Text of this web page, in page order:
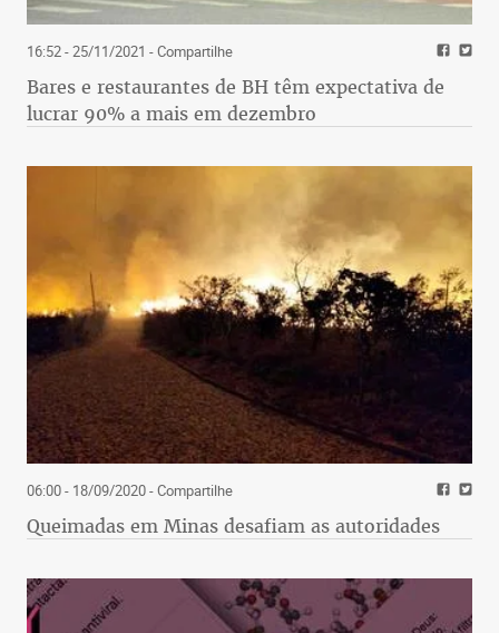
16:52 - 25/11/2021 - Compartilhe
Bares e restaurantes de BH têm expectativa de
lucrar 90% a mais em dezembro
06:00 - 18/09/2020- Compartilhe
Queimadas em Minas desafiam as autoridades